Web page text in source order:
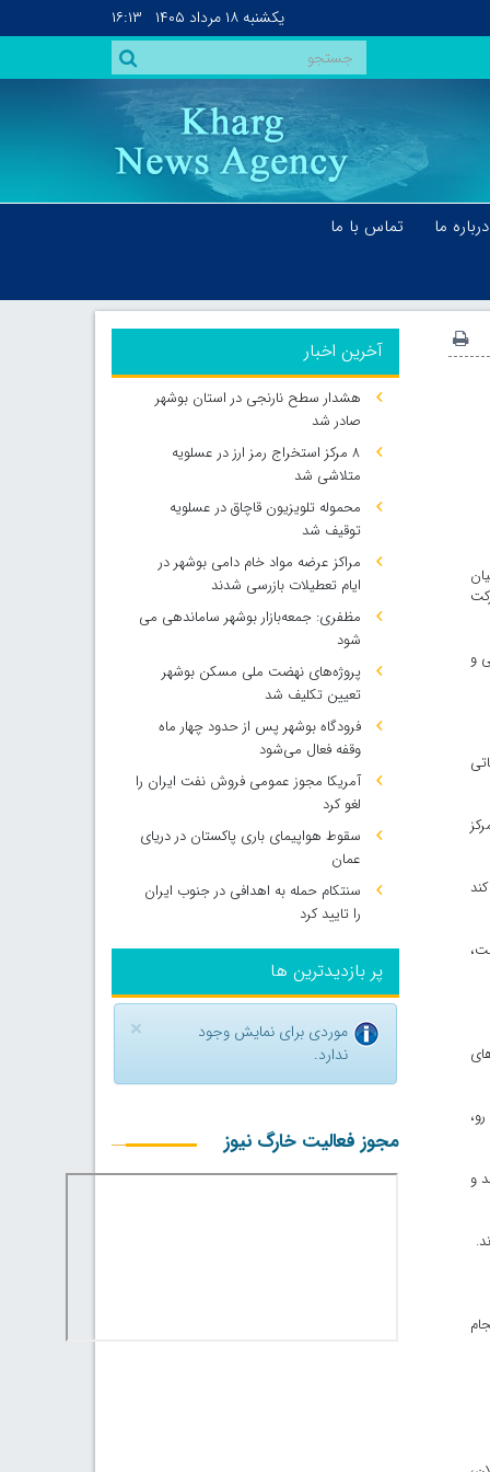
یکشنبه ۱۸ مرداد ۱۴۰۵ ۱۶:۱۳
درباره ما
تماس با ما
و
و
آخرین اخبار
هشدار سطح نارنجی در استان بوشهر
صادر شد
۸ مرکز استخراج رمز ارز در عسلویه
متلاشی شد
محموله تلویزیون قاچاق در عسلویه
توقیف شد
مراکز عرضه مواد خام دامی بوشهر در
ایام تعطیلات بازرسی شدند
مظفری: جمعه‌بازار بوشهر ساماندهی می‌
شود
پروژه‌های نهضت ملی مسکن بوشهر
تعیین تکلیف شد
فرودگاه بوشهر پس از حدود چهار ماه
وقفه فعال می‌شود
آمریکا مجوز عمومی فروش نفت ایران را
لغو کرد
سقوط هواپیمای باری پاکستان در دریای
عمان
سنتکام حمله به اهدافی در جنوب ایران
را تایید کرد
پر بازدیدترین ها
×
موردی برای نمایش وجود
ندارد.
مجوز فعالیت خارگ نیوز